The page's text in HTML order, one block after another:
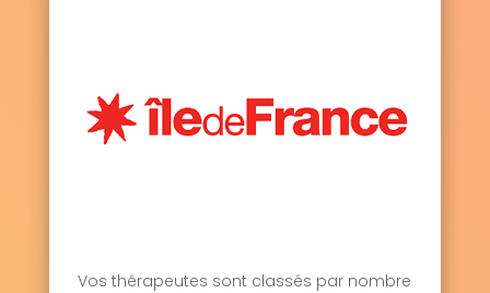
Vos thérapeutes sont classés par nombre